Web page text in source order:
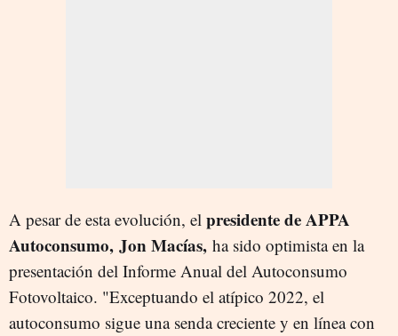
A pesar de esta evolución, el presidente de APPA
Autoconsumo, Jon Macías, ha sido optimista en la
presentación del Informe Anual del Autoconsumo
Fotovoltaico. "Exceptuando el atípico 2022, el
autoconsumo sigue una senda creciente y en línea con